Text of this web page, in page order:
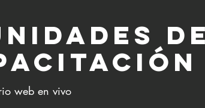
de
web en vivo